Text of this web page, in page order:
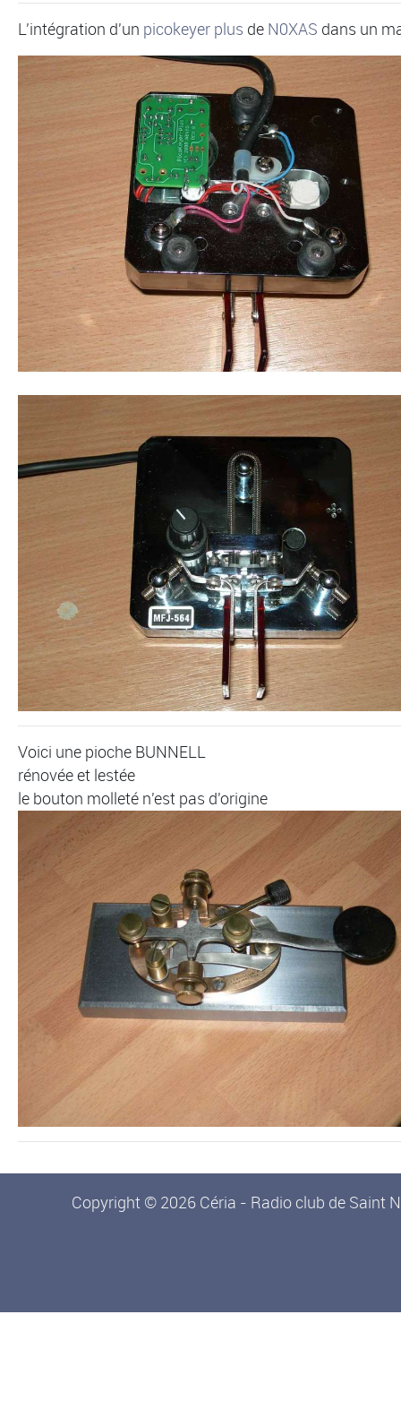
L'intégration d'un picokeyer plus de N0XAS dans un
Voici une pioche BUNNELL
rénovée et lestée
le bouton molleté n'est pas d'origine
Copyright © 2026 Céria - Radio club de Saint